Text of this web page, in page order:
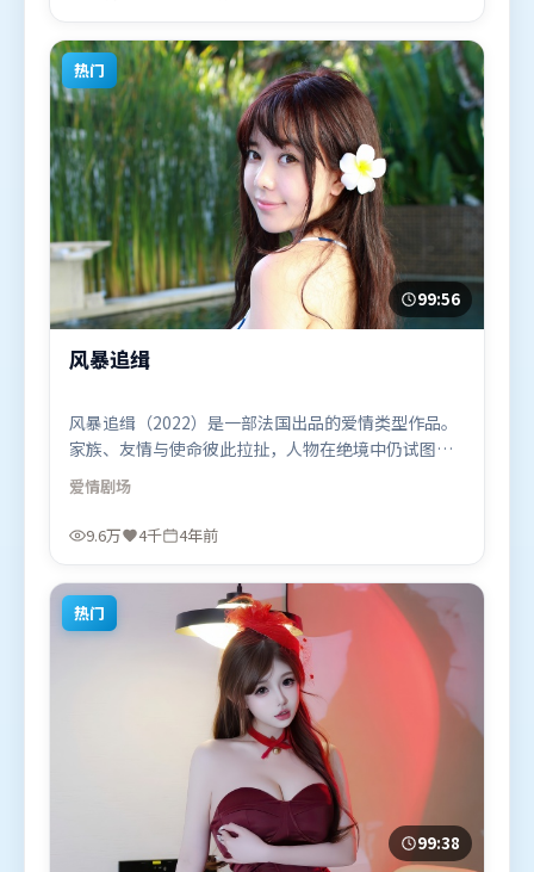
观众观看。
热门
99:56
风暴追缉
风暴追缉（2022）是一部法国出品的爱情类型作品。
家族、友情与使命彼此拉扯，人物在绝境中仍试图守
住心中微光。叙事线索多线并进，最终在关键节点收
束。由让-皮埃尔·热内执导，刘亦菲、孙艺珍、朱一
龙，艾米莉·布朗特等联袂出演。影片于2022年3月
材的观众观看。
爱情剧场
9.6万 4千 4年前
热门
99:38